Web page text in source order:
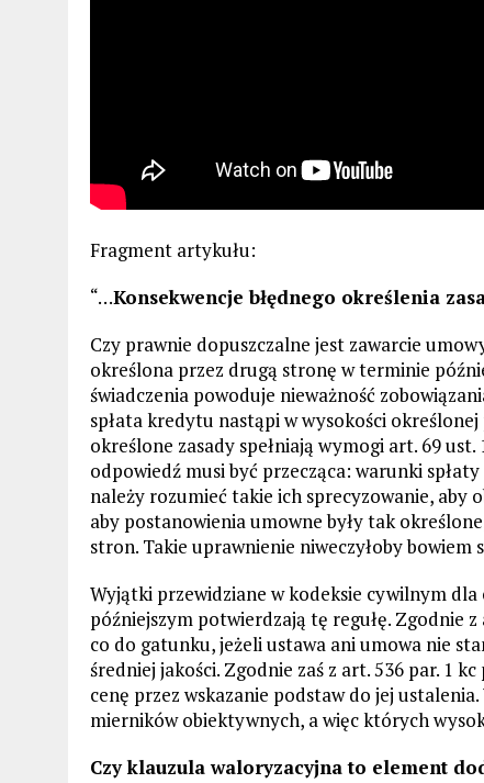
Fragment artykułu:
“…Konsekwencje błędnego określenia
Czy prawnie dopuszczalne jest zawarcie
określona przez drugą stronę w terminie
świadczenia powoduje nieważność
spłata kredytu nastąpi w wysokości
określone zasady spełniają wymogi art. 69
odpowiedź musi być przecząca: warunki
należy rozumieć takie ich sprecyzowanie, aby
aby postanowienia umowne były tak
stron. Takie uprawnienie niweczyłoby
Wyjątki przewidziane w kodeksie cywilnym
późniejszym potwierdzają tę regułę. Zgodnie
co do gatunku, jeżeli ustawa ani umowa nie
średniej jakości. Zgodnie zaś z art. 536 par. 1
cenę przez wskazanie podstaw do jej
mierników obiektywnych, a więc których
Czy klauzula waloryzacyjna to element